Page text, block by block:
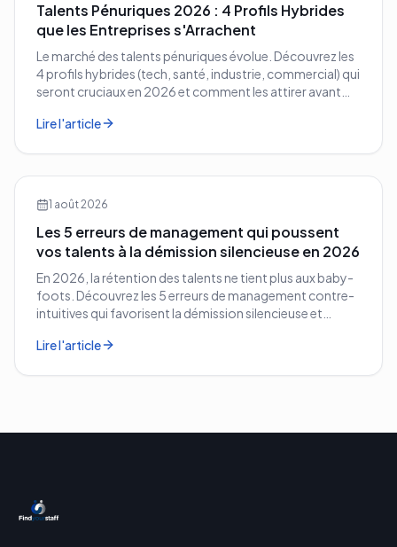
Talents Pénuriques 2026 : 4 Profils Hybrides
que les Entreprises s'Arrachent
Le marché des talents pénuriques évolue. Découvrez les
4 profils hybrides (tech, santé, industrie, commercial) qui
seront cruciaux en 2026 et comment les attirer avant
Lire l'article
1 août 2026
Les 5 erreurs de management qui poussent
vos talents à la démission silencieuse en 2026
En 2026, la rétention des talents ne tient plus aux baby-
foots. Découvrez les 5 erreurs de management contre-
intuitives qui favorisent la démission silencieuse et
Lire l'article